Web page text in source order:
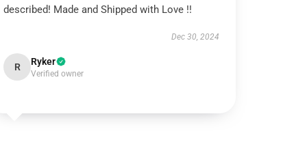
described! Made and Shipped with Love !!
Dec 30, 2024
R Ryker
Verified owner